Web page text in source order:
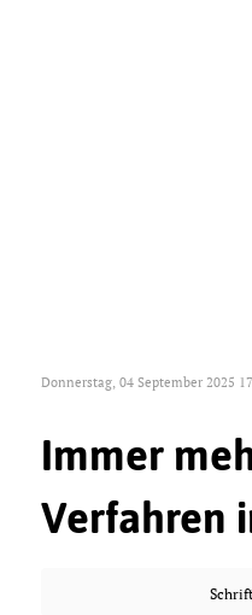
Donnerstag, 04 September 2025
Immer
Verfahren